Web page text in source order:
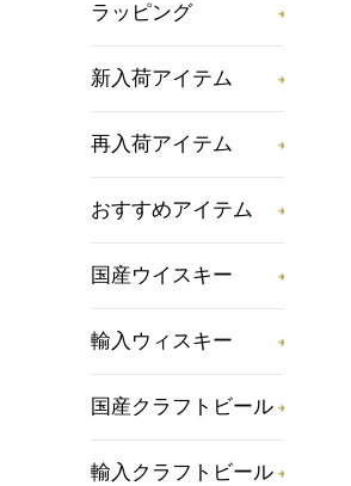
ラッピング
新入荷アイテム
再入荷アイテム
おすすめアイテム
国産ウイスキー
輸入ウィスキー
国産クラフトビール
輸入クラフトビール